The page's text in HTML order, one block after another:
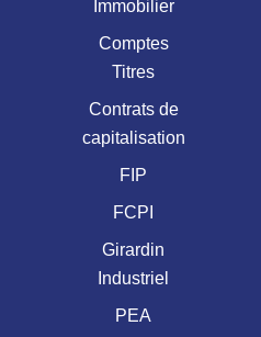
Immobilier
Comptes
Titres
Contrats de
capitalisation
FIP
FCPI
Girardin
Industriel
PEA